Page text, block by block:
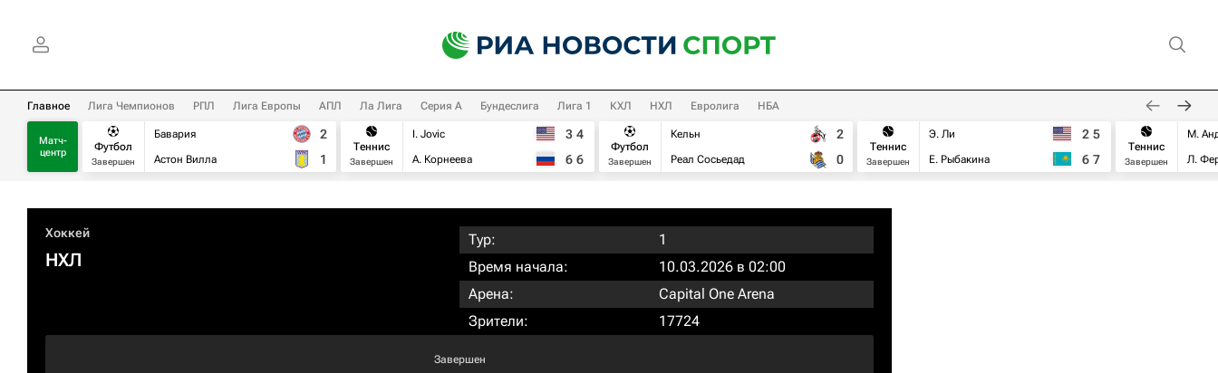
Главное Лига Чемпионов РПЛ Лига Европы АПЛ Ла Лига Серия А Бундеслига Лига 1 КХЛ НХЛ Евролига НБА
Матч-
центр
Футбол
Завершен
Бавария
Астон Вилла
2
1
Теннис
Завершен
I. Jovic
А. Корнеева
3 4
6 6
Футбол
Завершен
Кельн
Реал Сосьедад
2
0
Теннис
Завершен
Э. Ли
Е. Рыбакина
2 5
6 7
Теннис
Завершен
М.
Л.
Хоккей
НХЛ
Тур:
1
Время начала:
10.03.2026 в 02:00
Арена:
Capital One Arena
Зрители:
17724
Завершен